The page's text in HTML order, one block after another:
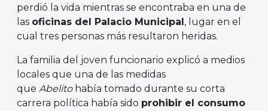
perdió la vida mientras se encontraba en una de
las oficinas del Palacio Municipal , lugar en el
cual tres personas más resultaron heridas.
La familia del joven funcionario explicó a medios
locales que una de las medidas
que Abelitohabía tomado durante su corta
carrera política había sido prohibir el consumo